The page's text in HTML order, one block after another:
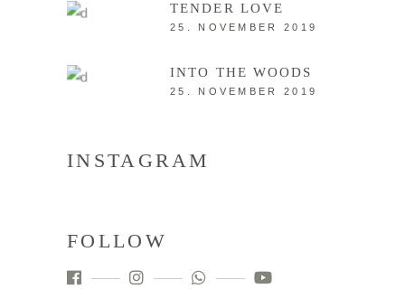
TENDER LOVE
25. NOVEMBER 2019
INTO THE WOODS
25. NOVEMBER 2019
INSTAGRAM
FOLLOW